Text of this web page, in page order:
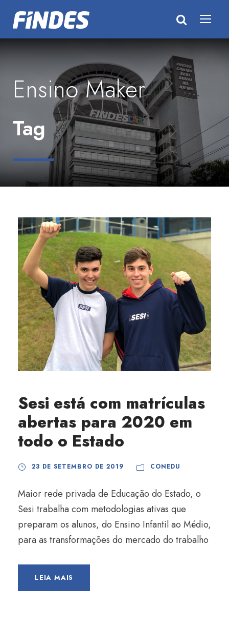
Ensino Maker
Tag
Sesi está com matrículas
abertas para 2020 em
todo o Estado
23 DE SETEMBRO DE 2019 CONEDU
Maior rede privada de Educação do Estado, o
Sesi trabalha com metodologias ativas que
preparam os alunos, do Ensino Infantil ao Médio,
para as transformações do mercado do trabalho
LEIA MAIS